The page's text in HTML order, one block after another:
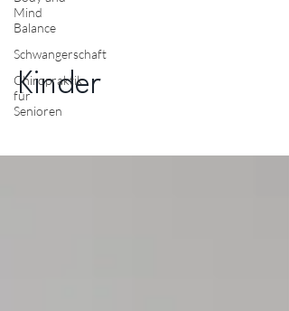
Mind
Balance
Schwangerschaft
Chiropraktik
für
Senioren
Kinder